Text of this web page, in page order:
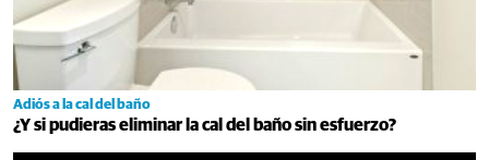
Adiós a la cal del baño
¿Y si pudieras eliminar la cal del baño sin esfuerzo?